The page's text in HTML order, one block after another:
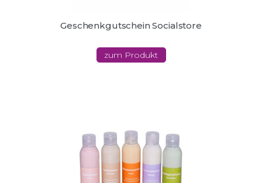
Geschenkgutschein Socialstore
zum Produkt